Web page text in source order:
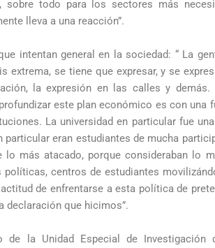
todo para los sectores más
lleva a una reacción”.
intentan general en la sociedad: “ La
se tiene que expresar, y se
la expresión en las calles y
este plan económico es con una
La universidad en particular fue
eran estudiantes de mucha
más atacado, porque consideraban lo
centros de estudiantes
de enfrentarse a esta política de
declaración que hicimos”.
la Unidad Especial de Investigación